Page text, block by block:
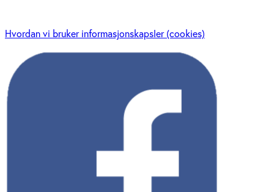
Hvordan vi bruker informasjonskapsler (cookies)